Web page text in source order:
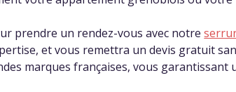
prendre un rendez-vous avec notre
et vous remettra un devis gratuit
marques françaises, vous garantissant